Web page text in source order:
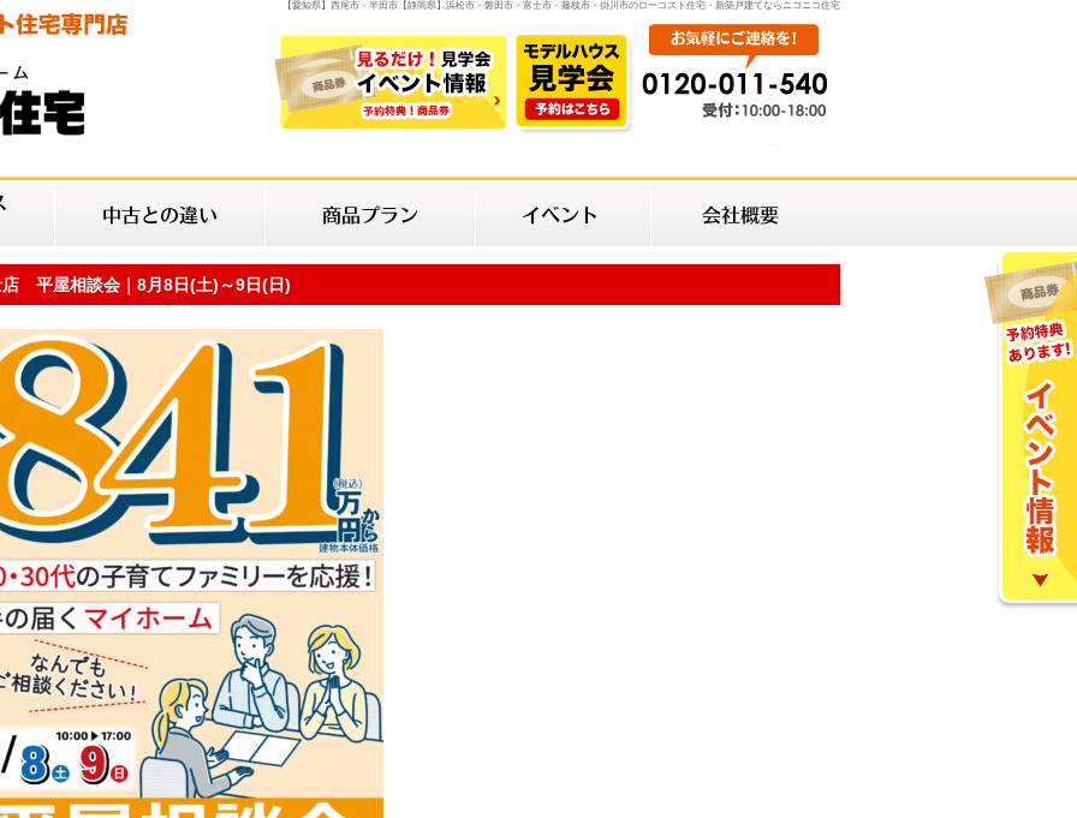
【愛知県】西尾市・半田市【静岡県】浜松市・磐田市・富士市・藤枝市・掛川市のローコスト住宅・新築戸建てならニコニコ住宅
店 平屋相談会｜8月8日(土)～9日(日)